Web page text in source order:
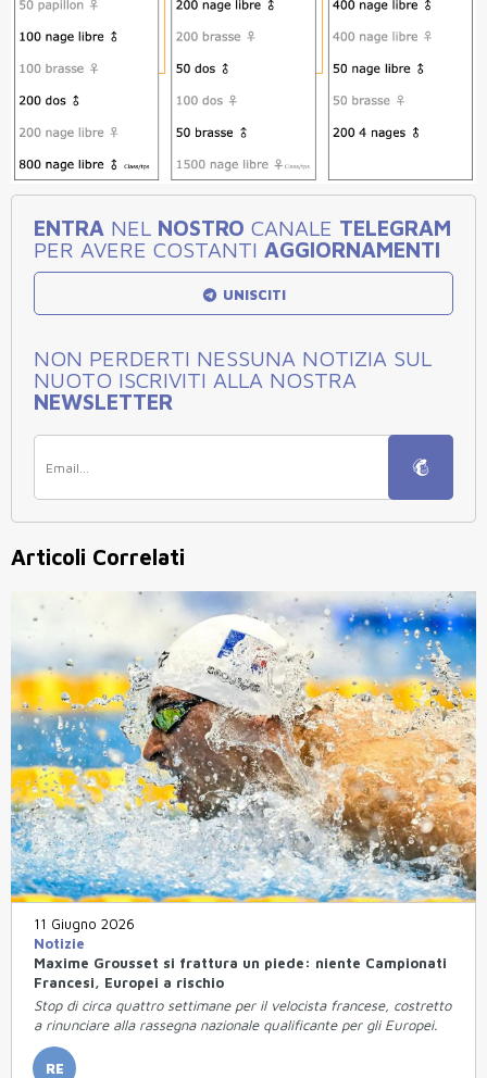
ENTRA NEL NOSTRO CANALE TELEGRAM
PER AVERE COSTANTI AGGIORNAMENTI
UNISCITI
NON PERDERTI NESSUNA NOTIZIA SUL
NUOTO ISCRIVITI ALLA NOSTRA
NEWSLETTER
Articoli Correlati
11 Giugno 2026
Notizie
Maxime Grousset si frattura un piede: niente Campionati
Francesi, Europei a rischio
Stop di circa quattro settimane per il velocista francese, costretto
a rinunciare alla rassegna nazionale qualificante per gli Europei.
RE